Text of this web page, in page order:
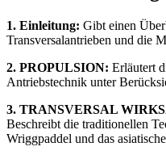
1. Einleitung: Gibt einen
Transversalantrieben und die
2. PROPULSION: Erläutert
Antriebstechnik unter
3. TRANSVERSAL
Beschreibt die traditionellen
Wriggpaddel und das